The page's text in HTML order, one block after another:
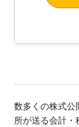
数多くの株式公
所が送る会計